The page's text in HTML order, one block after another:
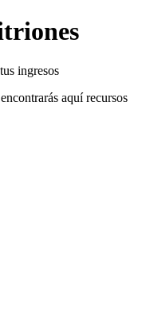
ingresos
aquí recursos